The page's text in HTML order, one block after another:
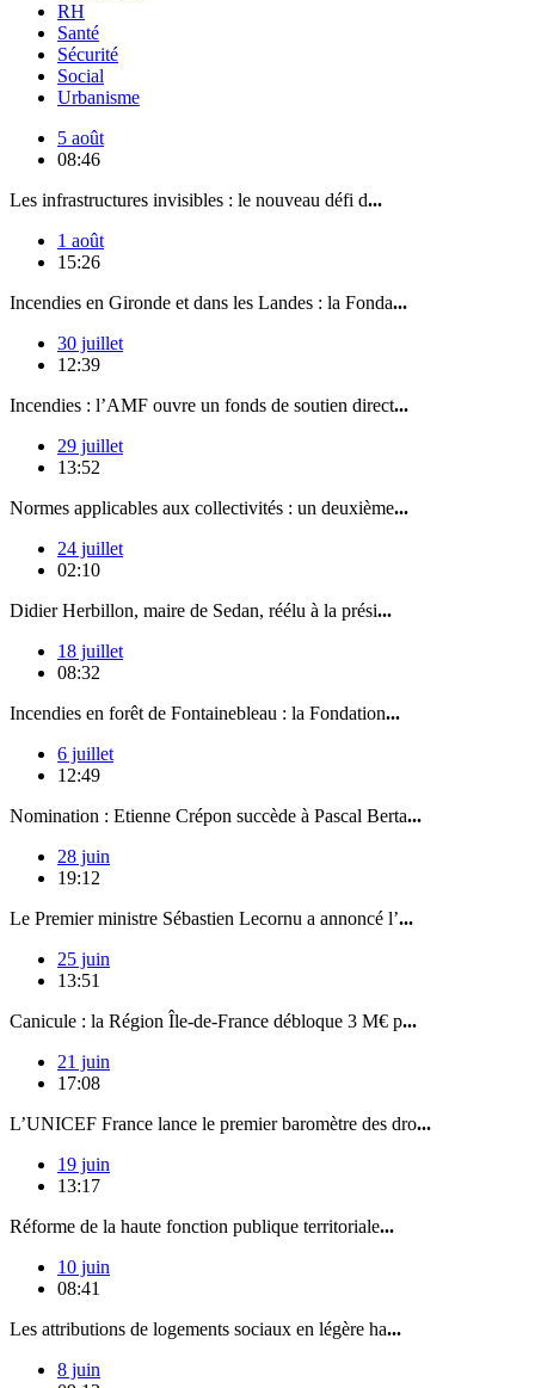
RH
Santé
Sécurité
Social
Urbanisme
5 août
08:46
Les infrastructures invisibles : le nouveau défi d...
1 août
15:26
Incendies en Gironde et dans les Landes : la Fonda...
30 juillet
12:39
Incendies : l’AMF ouvre un fonds de soutien direct...
29 juillet
13:52
Normes applicables aux collectivités : un deuxième...
24 juillet
02:10
Didier Herbillon, maire de Sedan, réélu à la prési...
18 juillet
08:32
Incendies en forêt de Fontainebleau : la Fondation...
6 juillet
12:49
Nomination : Etienne Crépon succède à Pascal Berta...
28 juin
19:12
Le Premier ministre Sébastien Lecornu a annoncé l’...
25 juin
13:51
Canicule : la Région Île-de-France débloque 3 M€ p...
21 juin
17:08
L’UNICEF France lance le premier baromètre des dro...
19 juin
13:17
Réforme de la haute fonction publique territoriale...
10 juin
08:41
Les attributions de logements sociaux en légère ha...
8 juin